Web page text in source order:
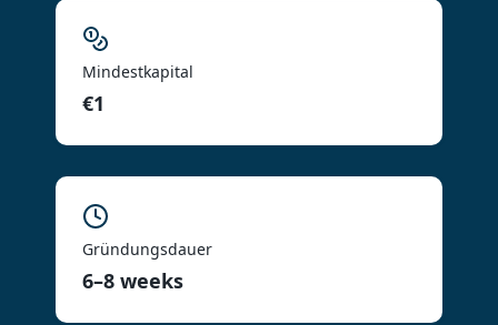
Mindestkapital
€1
Gründungsdauer
6–8 weeks